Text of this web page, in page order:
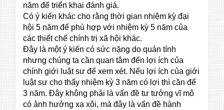
năm để triển khai đánh giá.
Có ý kiến khác cho rằng thời gian nhiệm kỳ đại
hội 5 năm để phù hợp với nhiệm kỳ 5 năm của
các thiết chế chính trị xã hội khác.
Đây là một ý kiến có sức nặng do quán tính
nhưng chúng ta cần quan tâm đến lợi ích của
chính giới luật sư để xem xét. Nếu lợi ích của giới
luật sư cho thấy nhiệm kỳ 3 năm có lợi thì cần để
3 năm. Đây không phải là vấn đề tư tưởng vĩ mô
có ảnh hưởng xa xôi, mà đây là vấn đề hành